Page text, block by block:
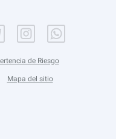
de Riesgo
Mapa del sitio